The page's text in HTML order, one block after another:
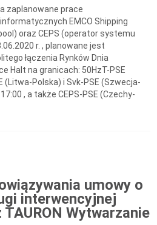
zaplanowane prace
EMCO Shipping
oraz CEPS (operator systemu
r. , planowane jest
łączenia Rynków Dnia
Halt na granicach: 50HzT-PSE
(Litwa-Polska) i Svk-PSE (Szwecja-
, a także CEPS-PSE (Czechy-
umowy o
interwencyjnej
Wytwarzanie